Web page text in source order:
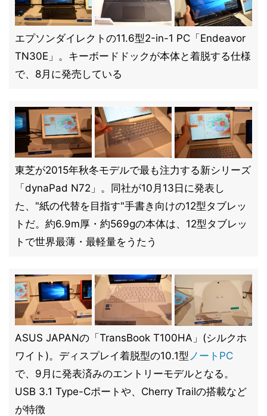
エプソンダイレクトの11.6型2-in-1 PC「Endeavor
TN30E」。キーボードドックが本体と着脱する仕様
で、8月に発売している
東芝が2015年秋冬モデルで最も注力する新シリーズ
「dynaPad N72」。同社が10月13日に発表し
た、"紙の代替を目指す"手書き向けの12型タブレッ
トだ。約6.9m厚・約569gの本体は、12型タブレッ
トで世界最薄・最軽量をうたう
ASUS JAPANの「TransBook T100HA」(シルクホ
ワイト)。ディスプレイ着脱型の10.1型 ノートPC
で、9月に発表済みのエントリーモデルとなる。
USB 3.1 Type-Cポートや、Cherry Trailの搭載など
が特徴